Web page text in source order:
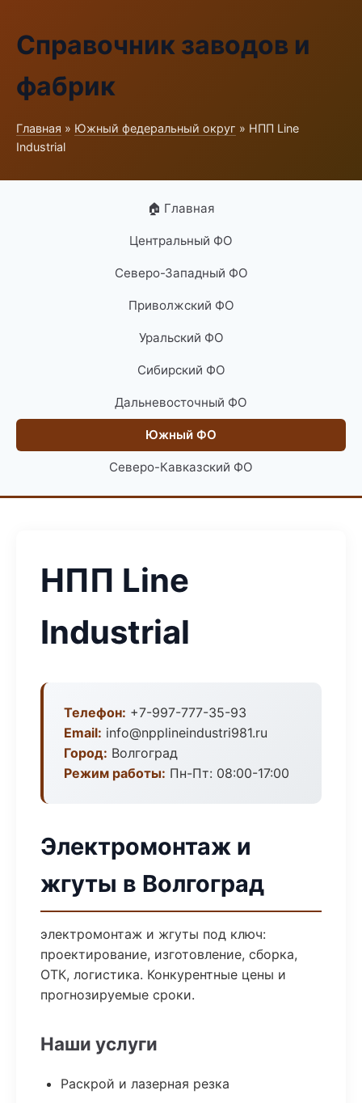
Справочник заводов и
фабрик
Главная » Южный федеральный округ » НПП Line
Industrial
🏠 Главная
Центральный ФО
Северо-Западный ФО
Приволжский ФО
Уральский ФО
Сибирский ФО
Дальневосточный ФО
Южный ФО
Северо-Кавказский ФО
НПП Line
Industrial
Телефон: +7-997-777-35-93
Email: info@npplineindustri981.ru
Город: Волгоград
Режим работы: Пн-Пт: 08:00-17:00
Электромонтаж и
жгуты в Волгоград
электромонтаж и жгуты под ключ:
проектирование, изготовление, сборка,
ОТК, логистика. Конкурентные цены и
прогнозируемые сроки.
Наши услуги
Раскрой и лазерная резка